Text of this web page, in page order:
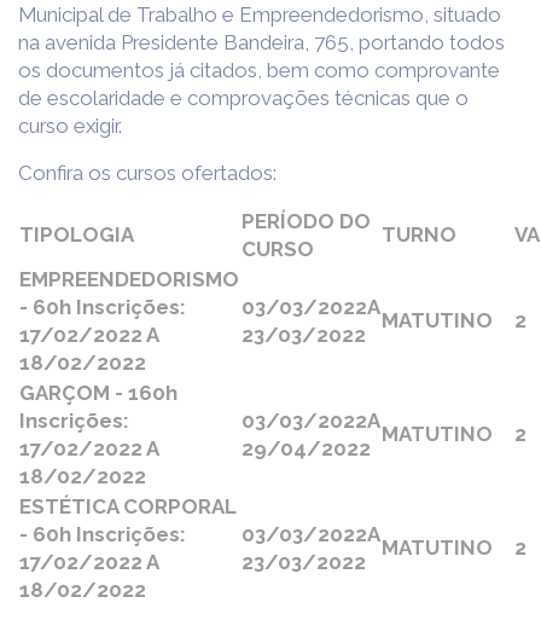
Municipal de Trabalho e Empreendedorismo, situado
na avenida Presidente Bandeira, 765, portando todos
os documentos já citados, bem como comprovante
de escolaridade e comprovações técnicas que o
curso exigir.
Confira os cursos ofertados:
TIPOLOGIA
PERÍODO DO
CURSO
TURNO
EMPREENDEDORISMO
- 60h Inscrições:
17/02/2022 A
18/02/2022
03/03/2022A
23/03/2022
MATUTINO 2
GARÇOM - 160h
Inscrições:
17/02/2022 A
18/02/2022
03/03/2022A
29/04/2022
MATUTINO 2
ESTÉTICA CORPORAL
- 60h Inscrições:
17/02/2022 A
18/02/2022
03/03/2022A
23/03/2022
MATUTINO 2